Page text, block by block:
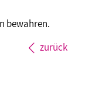
bewahren.
zurück